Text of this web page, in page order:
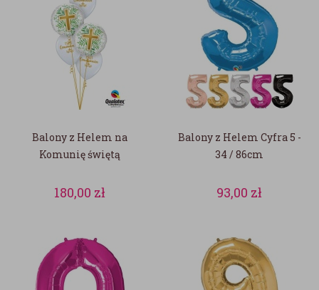
Balony z Helem na
Komunię świętą
180,00 zł
Balony z Helem Cyfra 5 -
34 / 86cm
93,00 zł